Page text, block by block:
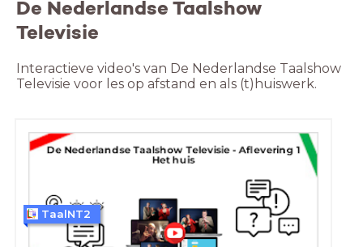
De Nederlandse Taalshow
Televisie
Interactieve video's van De Nederlandse Taalshow
Televisie voor les op afstand en als (t)huiswerk.
TaalNT2